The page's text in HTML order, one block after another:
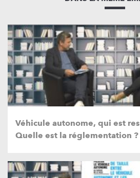
Véhicule autonome, qui est
Quelle est la réglementation ?